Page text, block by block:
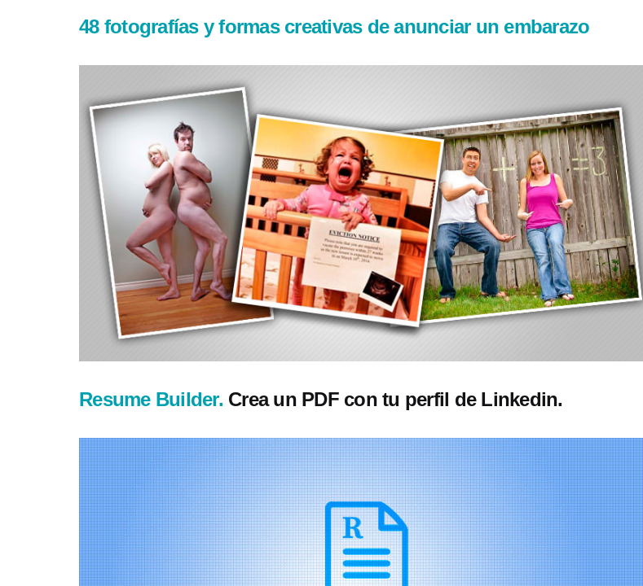
48 fotografías y formas creativas de anunciar un embarazo
Resume Builder. Crea un PDF con tu perfil de Linkedin.